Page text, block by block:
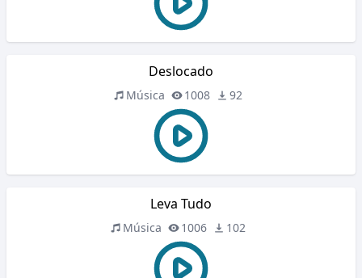
Deslocado
Música 1008 92
Leva Tudo
Música 1006 102